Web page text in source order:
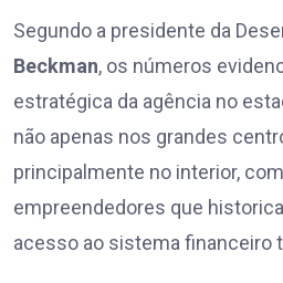
Segundo a presidente da
Beckman, os números
estratégica da agência no
não apenas nos grandes
principalmente no interior,
empreendedores que
acesso ao sistema financeiro